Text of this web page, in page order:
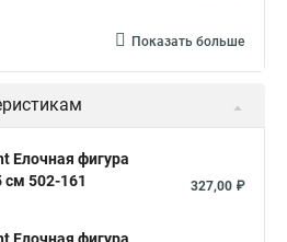
Показать больше
Елочная фигура
см 502-161
327,00 ₽